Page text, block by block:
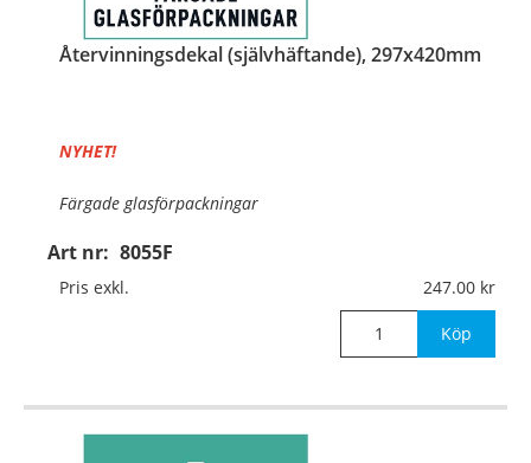
Återvinningsdekal (självhäftande), 297x420mm
Art nr: 8055F
NYHET!
Färgade glasförpackningar
Material:Självhäftande folie
Pris exkl. 247.00
Köp